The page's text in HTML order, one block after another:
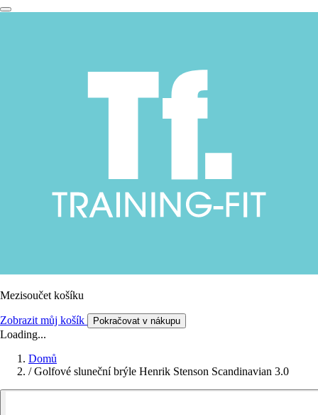
Mezisoučet košíku
Zobrazit můj košík Pokračovat v nákupu
Loading...
Domů
/ Golfové sluneční brýle Henrik Stenson Scandinavian 3.0